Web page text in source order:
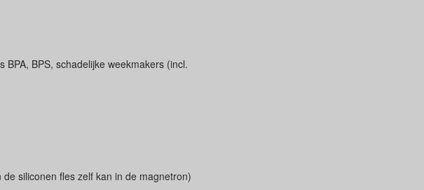
BPS, schadelijke weekmakers (incl.
siliconen fles zelf kan in de magnetron)